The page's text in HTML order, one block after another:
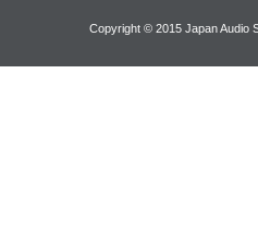
Copyright © 2015 Japan Audio